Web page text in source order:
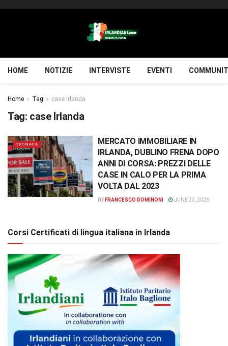
HOME NOTIZIE INTERVISTE EVENTI
Home Tag case Irlanda
Tag: case Irlanda
CRONACA
MERCATO IMMOBILIARE IN
IRLANDA, DUBLINO FRENA DOPO
ANNI DI CORSA: PREZZI DELLE
CASE IN CALO PER LA PRIMA
VOLTA DAL 2023
BY FRANCESCO DOMINONI JUNE 23, 2026
Corsi Certificati di lingua italiana in Irlanda